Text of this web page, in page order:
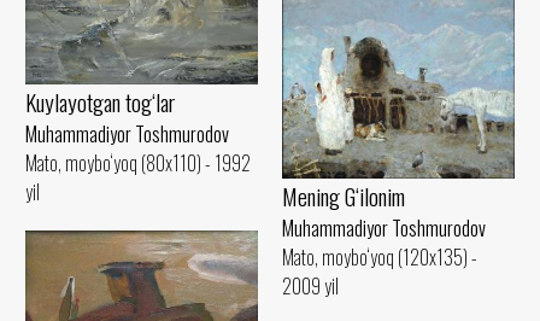
Kuylayotgan tog‘lar
Muhammadiyor Toshmurodov
Mato, moybo‘yoq (80x110) - 1992
yil
Mening G‘ilonim
Muhammadiyor Toshmurodov
Mato, moybo‘yoq (120x135) -
2009 yil